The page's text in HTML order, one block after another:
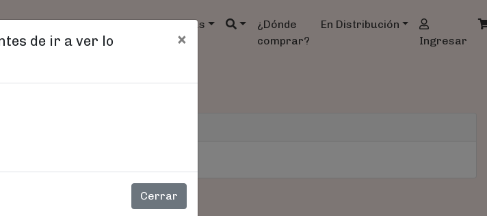
Agendas
¿Dónde
comprar?
En Distribución
Ingresar
de ir a ver lo
×
Cerrar